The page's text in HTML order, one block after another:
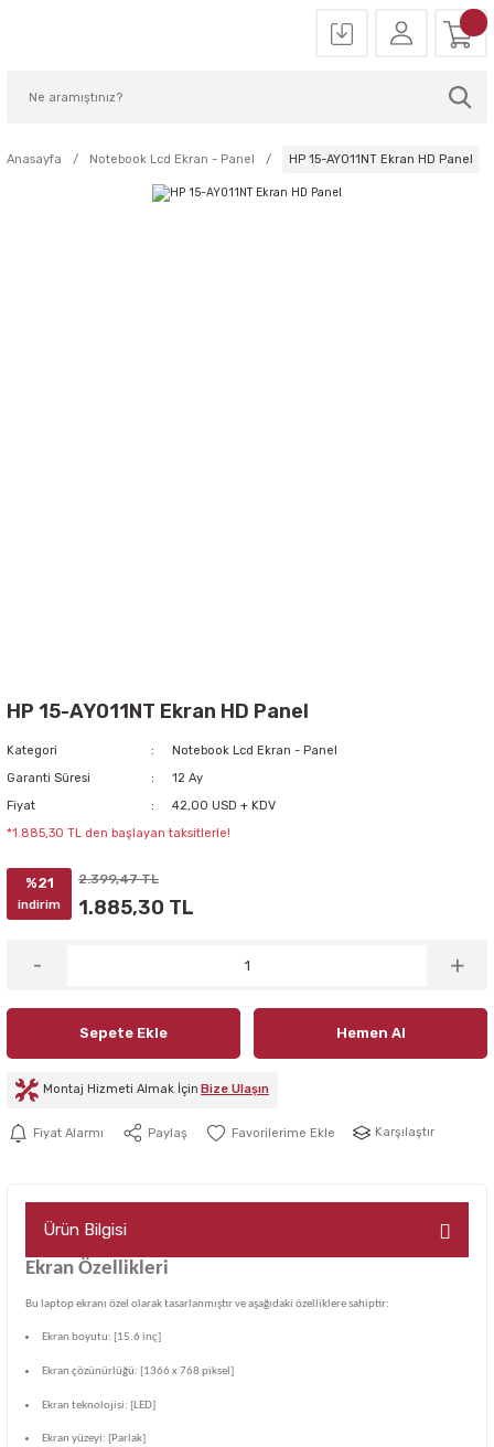
Anasayfa Notebook Lcd Ekran - Panel HP 15-AY011NT Ekran HD Panel
HP 15-AY011NT Ekran HD Panel
Kategori
Notebook Lcd Ekran - Panel
Garanti Süresi
12 Ay
Fiyat
42,00 USD + KDV
*1.885,30 TL den başlayan taksitlerle!
%21
indirim
2.399,47 TL
1.885,30 TL
Sepete Ekle Hemen Al
Montaj Hizmeti Almak İçin Bize Ulaşın
Fiyat Alarmı Paylaş Karşılaştır
Ürün Bilgisi
Ekran Özellikleri
Bu laptop ekranı özel olarak tasarlanmıştır ve aşağıdaki özelliklere sahiptir:
Ekran boyutu: [15.6 inç]
Ekran çözünürlüğü: [1366 x 768 piksel]
Ekran teknolojisi: [LED]
Ekran yüzeyi: [Parlak]